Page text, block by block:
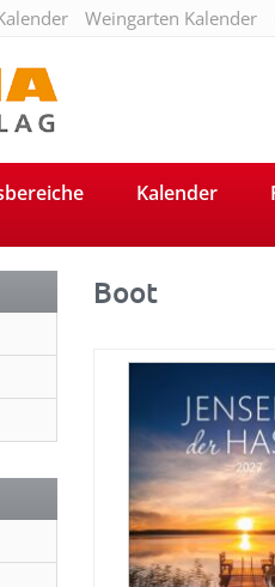
Weingarten Kalender
Kalender
Boot